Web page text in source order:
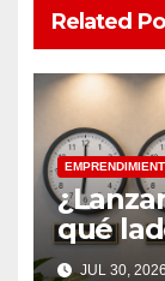
Related
qué
JUL 30, 2026